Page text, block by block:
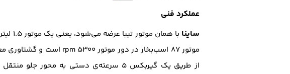
عملکرد فنی
ساینا
از طریق یک گیربکس ۵ سرعته‌ی دستی به محور جلو منتقل می‌شود. ترمز